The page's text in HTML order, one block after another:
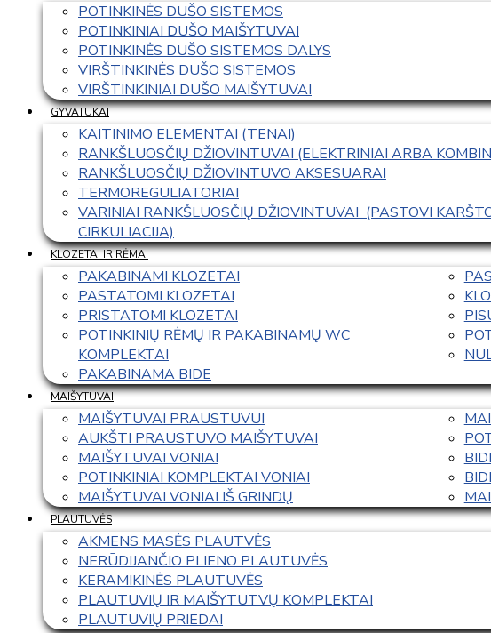
POTINKINĖS DUŠO SISTEMOS
POTINKINIAI DUŠO MAIŠYTUVAI
POTINKINĖS DUŠO SISTEMOS DALYS
VIRŠTINKINĖS DUŠO SISTEMOS
VIRŠTINKINIAI DUŠO MAIŠYTUVAI
GYVATUKAI
KAITINIMO ELEMENTAI (TENAI)
RANKŠLUOSČIŲ DŽIOVINTUVAI (ELEKTRINIAI ARBA
RANKŠLUOSČIŲ DŽIOVINTUVO AKSESUARAI
TERMOREGULIATORIAI
VARINIAI RANKŠLUOSČIŲ DŽIOVINTUVAI  (PASTOVI
CIRKULIACIJA)
KLOZETAI IR RĖMAI
PAKABINAMI KLOZETAI
PASTATOMI KLOZETAI
PRISTATOMI KLOZETAI
POTINKINIŲ RĖMŲ IR PAKABINAMŲ WC
KOMPLEKTAI
PAKABINAMA BIDE
MAIŠYTUVAI
MAIŠYTUVAI PRAUSTUVUI
AUKŠTI PRAUSTUVO MAIŠYTUVAI
MAIŠYTUVAI VONIAI
POTINKINIAI KOMPLEKTAI VONIAI
MAIŠYTUVAI VONIAI IŠ GRINDŲ
PLAUTUVĖS
AKMENS MASĖS PLAUTVĖS
NERŪDIJANČIO PLIENO PLAUTUVĖS
KERAMIKINĖS PLAUTUVĖS
PLAUTUVIŲ IR MAIŠYTUTVŲ KOMPLEKTAI
PLAUTUVIŲ PRIEDAI